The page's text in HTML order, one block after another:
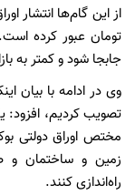
تومان عبور کرده
جابجا شود و کمتر به
وی در ادامه با بیان
تصویب کردیم،
مختص اوراق دولتی
زمین و ساختمان و
راه‌اندازی کنند.